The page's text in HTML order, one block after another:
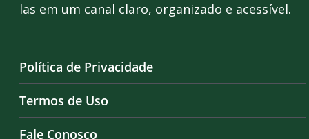
las em um canal claro, organizado e acessível.
Política de Privacidade
Termos de Uso
Fale Conosco